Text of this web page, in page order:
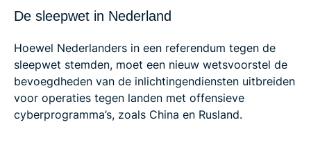
De sleepwet in Nederland
Hoewel Nederlanders in een referendum tegen de
sleepwet stemden, moet een nieuw wetsvoorstel de
bevoegdheden van de inlichtingendiensten uitbreiden
voor operaties tegen landen met offensieve
cyberprogramma’s, zoals China en Rusland.